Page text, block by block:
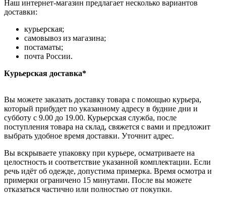
Наш интернет-магазин предлагает несколько вариантов
доставки:
курьерская;
самовывоз из магазина;
постаматы;
почта России.
Курьерская доставка*
Вы можете заказать доставку товара с помощью курьера,
который прибудет по указанному адресу в будние дни и
субботу с 9.00 до 19.00. Курьерская служба, после
поступления товара на склад, свяжется с вами и предложит
выбрать удобное время доставки. Уточнит адрес.
Вы вскрываете упаковку при курьере, осматриваете на
целостность и соответствие указанной комплектации. Если
речь идёт об одежде, допустима примерка. Время осмотра и
примерки ограничено 15 минутами. После вы можете
отказаться частично или полностью от покупки.